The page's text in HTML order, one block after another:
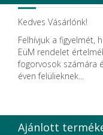
Kedves Vásárlónk!
Felhívjuk a figyelmét,
EüM rendelet
fogorvosok számára
éven felülieknek...
Ajánlott